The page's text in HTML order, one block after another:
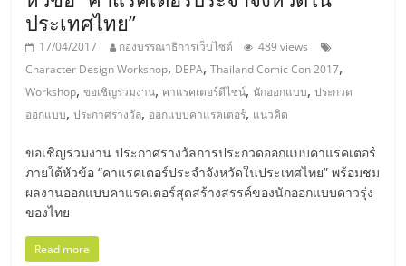
ลงทุน
และ
ขยาย
สา
ขา
ประเทศไทย”
17/04/2017 กองบรรณาธิการเว็บไซต์
489 views
Character Design Workshop, DEPA,Thailand Comic Con 2017,
Workshop,ขอเชิญร่วมงาน, คาแรคเตอร์ดีไซน์,นักออกแบบ,ประกวด
ออกแบบ,ประกาศรางวัล, ออกแบบคาแรคเตอร์, แนวคิด
ขอเชิญร่วมงาน ประกาศรางวัลการประกวดออกแบบคาแรคเตอร์
ภายใต้หัวข้อ “คาแรคเตอร์ประจำจังหวัดในประเทศไทย” พร้อมชม
ผลงานออกแบบคาแรคเตอร์สุดสร้างสรรค์ของนักออกแบบดาวรุ่ง
ของไทย
Read more